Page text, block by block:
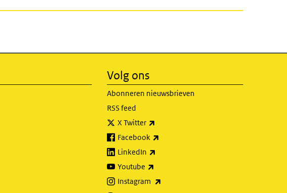
Volg ons
Abonneren nieuwsbrieven
RSS feed
X Twitter
Facebook
LinkedIn
Youtube
Instagram